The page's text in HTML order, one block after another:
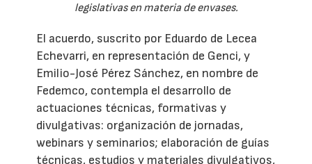
legislativas en materia de envases.
El acuerdo, suscrito por Eduardo de Lecea
Echevarri, en representación de Genci, y
Emilio-José Pérez Sánchez, en nombre de
Fedemco, contempla el desarrollo de
actuaciones técnicas, formativas y
divulgativas: organización de jornadas,
webinars y seminarios; elaboración de guías
técnicas, estudios y materiales divulgativos,